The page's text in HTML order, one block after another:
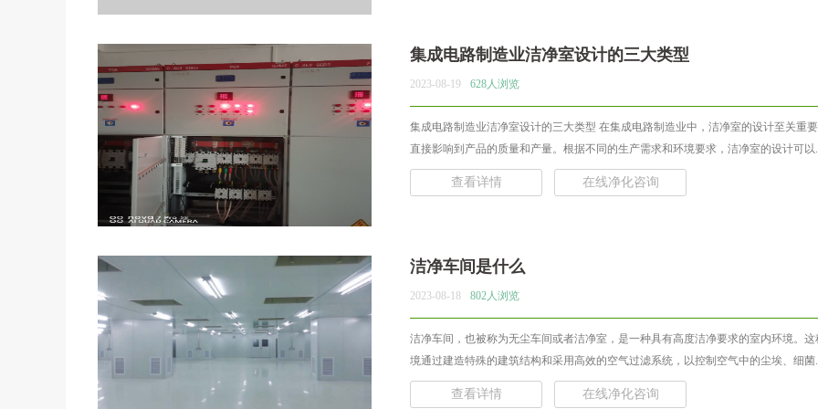
集成电路制造业洁净室设计的三大类型
2023-08-19 628人浏览
集成电路制造业洁净室设计的三大类型 在集成电路制造业中，洁净室的设计至关重要
直接影响到产品的质量和产量。根据不同的生产需求和环境要求，洁净室的设计可以
查看详情 在线净化咨询
洁净车间是什么
2023-08-18 802人浏览
洁净车间，也被称为无尘车间或者洁净室，是一种具有高度洁净要求的室内环境。这
境通过建造特殊的建筑结构和采用高效的空气过滤系统，以控制空气中的尘埃、细菌
查看详情 在线净化咨询